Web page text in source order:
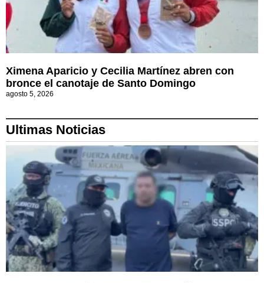
Ximena Aparicio y Cecilia Martínez abren con
bronce el canotaje de Santo Domingo
agosto 5, 2026
Ultimas Noticias